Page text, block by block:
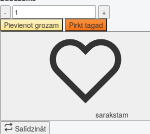
-
+
Pievienot grozam
Pirkt tagad
sarakstam
Salīdzināt